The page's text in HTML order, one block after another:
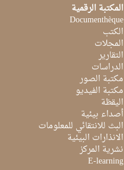
المكتبة الرقمية
Documenthèque
الكتب
المجلات
التقارير
الدراسات
مكتبة الصور
مكتبة الفيديو
اليقظة
أصداء بيئية
البث للانتقائي للمعلومات
الانذارات البيئية
نشرية المركز
E-learning